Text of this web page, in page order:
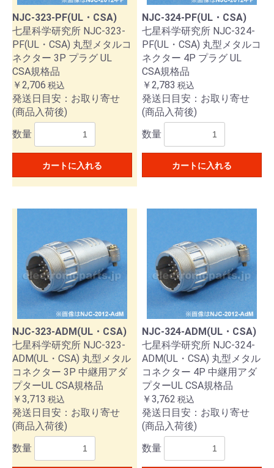
NJC-323-PF(UL・CSA)
七星科学研究所 NJC-323-
PF(UL・CSA) 丸型メタルコ
ネクター 3P プラグ UL
CSA規格品
￥2,706 税込
発送日目安：お取り寄せ
(商品入荷後)
数量
カートに入れる
NJC-324-PF(UL・CSA)
七星科学研究所 NJC-324-
PF(UL・CSA) 丸型メタルコ
ネクター 4P プラグ UL
CSA規格品
￥2,783 税込
発送日目安：お取り寄せ
(商品入荷後)
数量
カートに入れる
NJC-323-ADM(UL・CSA)
七星科学研究所 NJC-323-
ADM(UL・CSA) 丸型メタル
コネクター 3P 中継用アダ
プターUL CSA規格品
￥3,713 税込
発送日目安：お取り寄せ
(商品入荷後)
数量
NJC-324-ADM(UL・CSA)
七星科学研究所 NJC-324-
ADM(UL・CSA) 丸型メタル
コネクター 4P 中継用アダ
プターUL CSA規格品
￥3,762 税込
発送日目安：お取り寄せ
(商品入荷後)
数量